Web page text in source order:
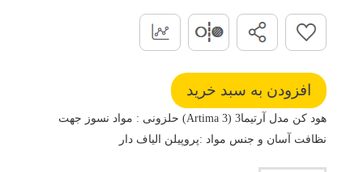
هود کن مدل آرتیما3 (Artima 3) حلزونی : مواد نسوز جهت
نظافت آسان و جنس مواد :پروپیلن الیاف دار